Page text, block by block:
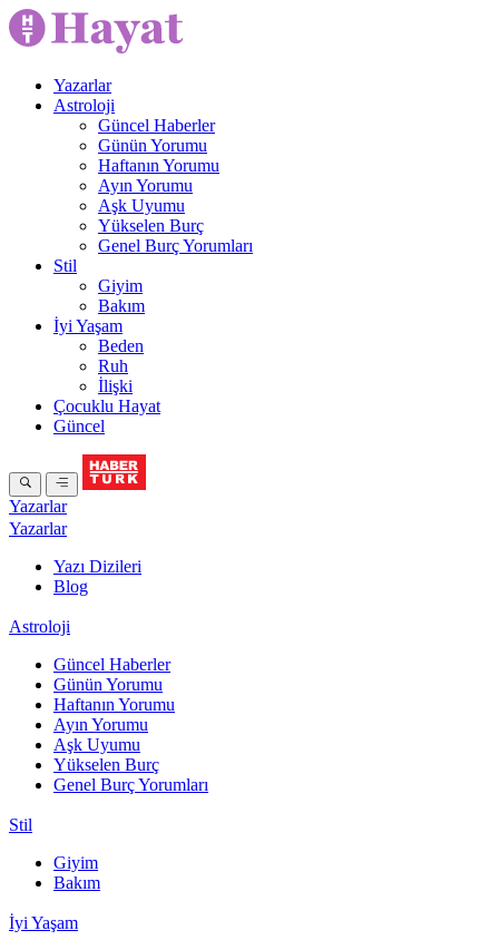
Yazarlar
Astroloji
Güncel Haberler
Günün Yorumu
Haftanın Yorumu
Ayın Yorumu
Aşk Uyumu
Yükselen Burç
Genel Burç Yorumları
Stil
Giyim
Bakım
İyi Yaşam
Beden
Ruh
İlişki
Çocuklu Hayat
Güncel
Yazarlar
Yazarlar
Yazı Dizileri
Blog
Astroloji
Güncel Haberler
Günün Yorumu
Haftanın Yorumu
Ayın Yorumu
Aşk Uyumu
Yükselen Burç
Genel Burç Yorumları
Stil
Giyim
Bakım
İyi Yaşam